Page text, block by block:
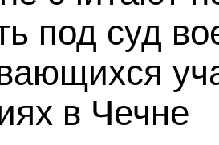
под суд
в Чечне